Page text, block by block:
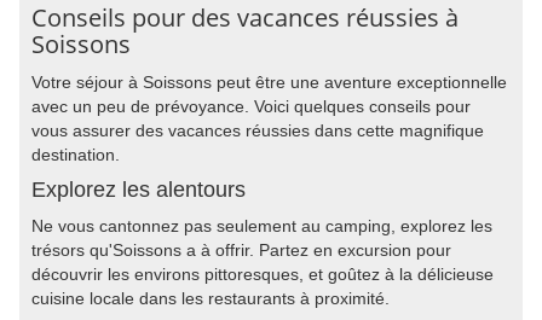
Conseils pour des vacances réussies à
Soissons
Votre séjour à Soissons peut être une aventure exceptionnelle
avec un peu de prévoyance. Voici quelques conseils pour
vous assurer des vacances réussies dans cette magnifique
destination.
Explorez les alentours
Ne vous cantonnez pas seulement au camping, explorez les
trésors qu'Soissons a à offrir. Partez en excursion pour
découvrir les environs pittoresques, et goûtez à la délicieuse
cuisine locale dans les restaurants à proximité.